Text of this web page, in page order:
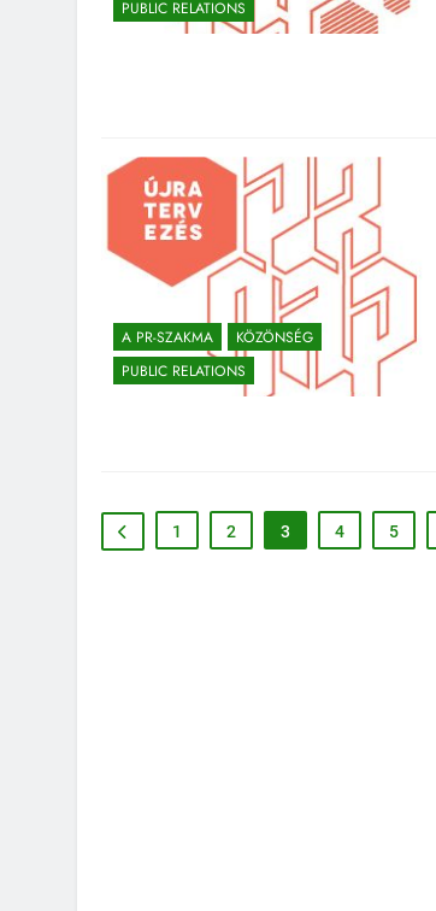
PUBLIC RELATIONS
A PR-SZAKMA
KÖZÖNSÉG
PUBLIC RELATIONS
1 2 3 4 5